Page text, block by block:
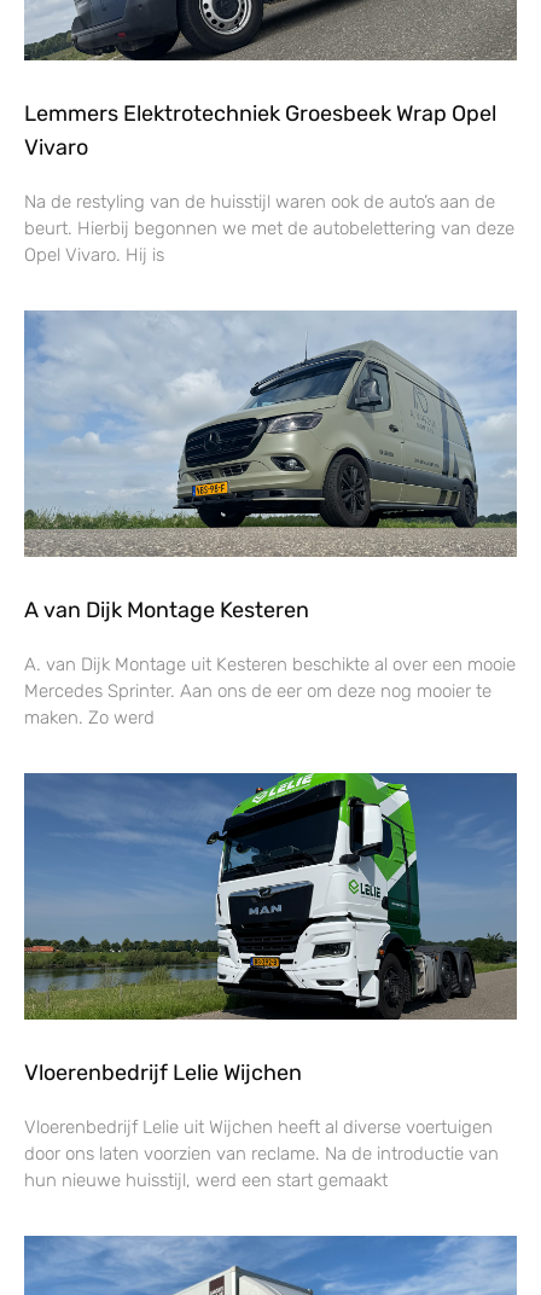
Lemmers Elektrotechniek Groesbeek Wrap Opel
Vivaro
Na de restyling van de huisstijl waren ook de auto’s aan de
beurt. Hierbij begonnen we met de autobelettering van deze
Opel Vivaro. Hij is
A van Dijk Montage Kesteren
A. van Dijk Montage uit Kesteren beschikte al over een mooie
Mercedes Sprinter. Aan ons de eer om deze nog mooier te
maken. Zo werd
Vloerenbedrijf Lelie Wijchen
Vloerenbedrijf Lelie uit Wijchen heeft al diverse voertuigen
door ons laten voorzien van reclame. Na de introductie van
hun nieuwe huisstijl, werd een start gemaakt